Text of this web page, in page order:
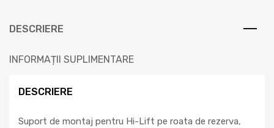
DESCRIERE
INFORMAȚII SUPLIMENTARE
DESCRIERE
Suport de montaj pentru Hi-Lift pe roata de rezerva,